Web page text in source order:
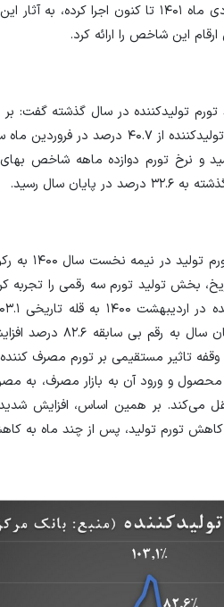
«تثبیت اقتصادی» که بانک مرکزی از دی ماه ۱۴۰۱
این شاخص را ارائه کرد.
تولیدکننده در سال گذشته گفت:
آمار‌های
بخش تولید تورم سه رقمی را تجربه
سالانه تولیدکننده هم در
تاثیر مستقیمی بر تورم مصرف
محصول و ورود آن به بازار مصرف، به
می‌کند. بر همین اساس، افزایش
تورم تولید، پس از چند ماه به